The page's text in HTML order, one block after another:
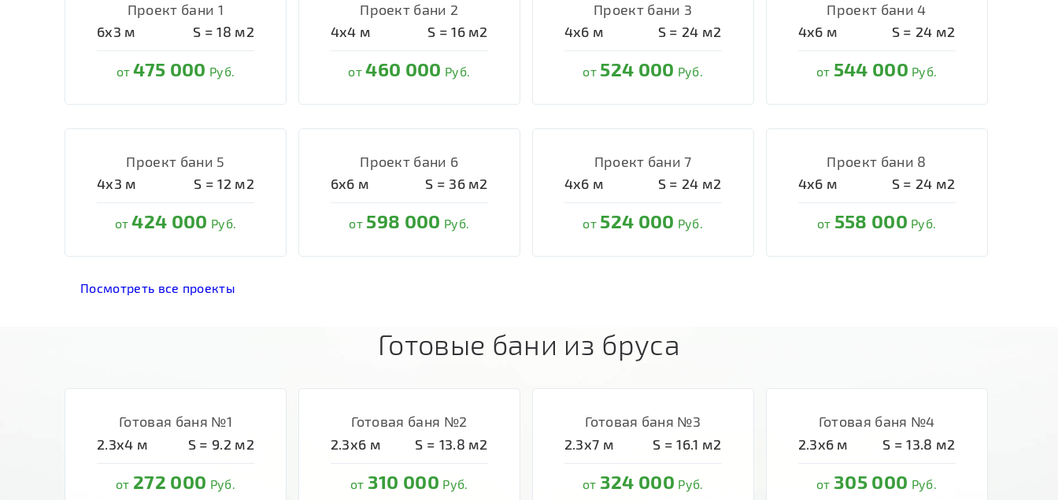
Проект бани 1
6х3 м S =18 м2
от475 000 Руб.
Проект бани 2
4х4 м S =16м2
от460 000 Руб.
Проект бани 3
4х6 м S = 24 м2
от 524 000 Руб.
Проект бани 4
4х6 м S = 24 м2
от 544 000 Руб.
Проект бани 5
4х3 м S =12 м2
от424 000 Руб.
Проект бани 6
6х6 м S = 36м2
от 598 000 Руб.
Проект бани 7
4х6 м S = 24 м2
от 524 000 Руб.
Проект бани 8
4х6 м S = 24 м2
от 558 000 Руб.
Посмотреть все проекты
Готовые бани из бруса
Готовая баня №1
2.3х4 м S = 9.2 м2
от 272 000 Руб.
Готовая баня №2
2.3х6 м S = 13.8 м2
от 310 000 Руб.
Готовая баня №3
2.3х7 м S =16.1 м2
от 324 000 Руб.
Готовая баня №4
2.3х6 м S =13.8 м2
от 305 000 Руб.